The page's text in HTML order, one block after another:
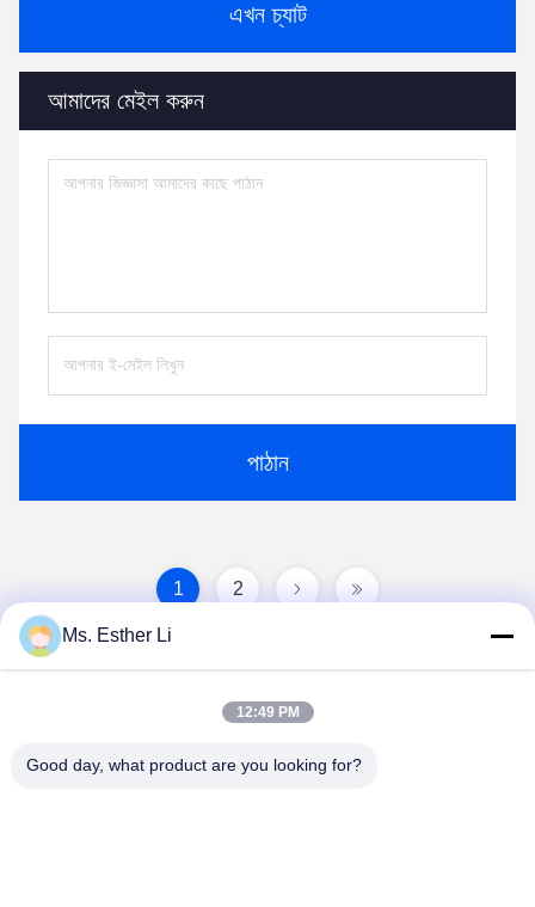
এখন চ্যাট
আমাদের মেইল করুন
পাঠান
1 2
Ms. Esther Li
12:49 PM
Good day, what product are you looking for?